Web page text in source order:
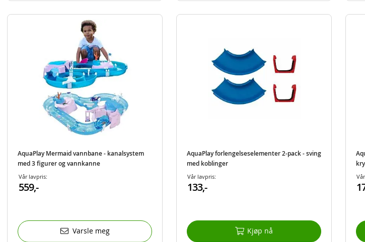
AquaPlay Mermaid vannbane - kanalsystem
med 3 figurer og vannkanne
Vår lavpris:
559,-
Varsle meg
AquaPlay forlengelseselementer 2-pack - sving
med koblinger
Vår lavpris:
133,-
Kjøp nå